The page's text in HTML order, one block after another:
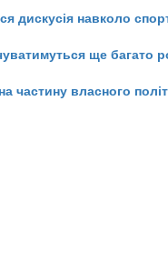
дискусія навколо
ще багато
власного